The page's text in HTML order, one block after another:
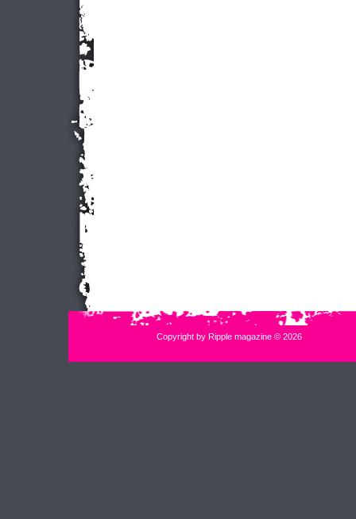
Copyright by Ripple magazine © 2026